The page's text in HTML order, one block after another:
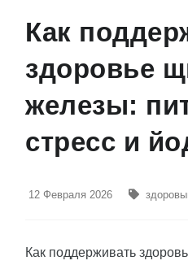
Как
здоровье
железы:
стресс и
12 Февраля 2026
Как поддерживать